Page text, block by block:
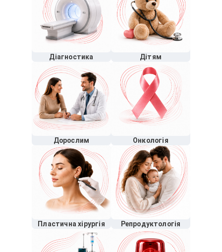
Діагностика Дітям
Дорослим Онкологія
Пластична хірургія Репродуктологія